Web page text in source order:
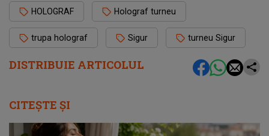
DISTRIBUIE ARTICOLUL
HOLOGRAF Holograf turneu
trupa holograf Sigur turneu Sigur
CITEȘTE ȘI